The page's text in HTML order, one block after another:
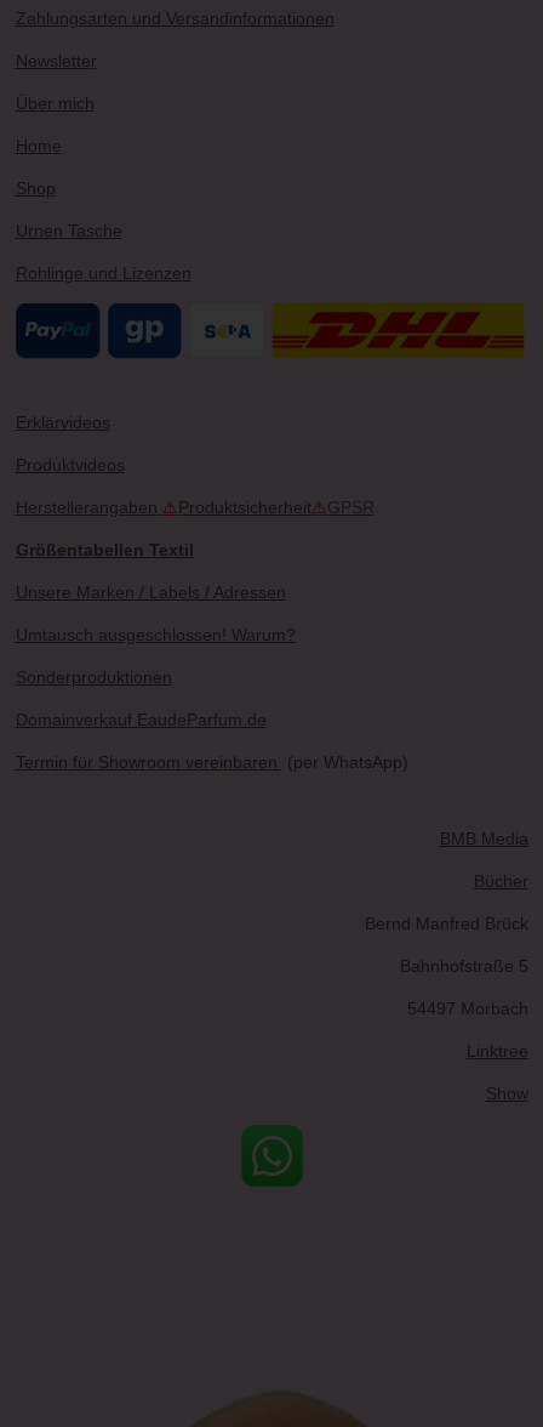
a
g
a
b
r
k
o
Zahlungsarten und Versandinformationen
Newsletter
Über mich
Home
Shop
Urnen Tasche
Rohlinge und Lizenzen
Erklärvideos
Produktvideos
Herstellerangaben ⚠ Produktsicherheit⚠ GPSR
Größentabellen Textil
Unsere Marken / Labels / Adressen
Umtausch ausgeschlossen! Warum?
Sonderproduktionen
Domainverkauf EaudeParfum.de
Termin für Showroom vereinbaren (per WhatsApp)
BMB Media
Bücher
Bernd Manfred Brück
Bahnhofstraße 5
54497 Morbach
Linktree
Show